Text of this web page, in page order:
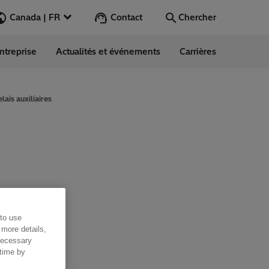
Canada | FR Contact Chercher
Actualités et événements Carrières
auxiliaires
use
details,
by